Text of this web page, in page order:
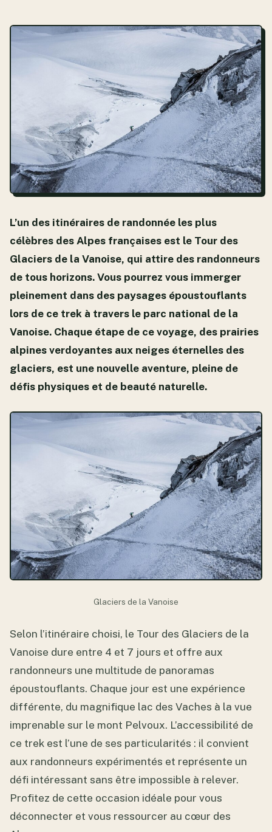
L’un des itinéraires de randonnée les plus
célèbres des Alpes françaises est le Tour des
Glaciers de la Vanoise, qui attire des randonneurs
de tous horizons. Vous pourrez vous immerger
pleinement dans des paysages époustouflants
lors de ce trek à travers le parc national de la
Vanoise. Chaque étape de ce voyage, des prairies
alpines verdoyantes aux neiges éternelles des
glaciers, est une nouvelle aventure, pleine de
défis physiques et de beauté naturelle.
Glaciers de la Vanoise
Selon l’itinéraire choisi, le Tour des Glaciers de la
Vanoise dure entre 4 et 7 jours et offre aux
randonneurs une multitude de panoramas
époustouflants. Chaque jour est une expérience
différente, du magnifique lac des Vaches à la vue
imprenable sur le mont Pelvoux. L’accessibilité de
ce trek est l’une de ses particularités : il convient
aux randonneurs expérimentés et représente un
défi intéressant sans être impossible à relever.
Profitez de cette occasion idéale pour vous
déconnecter et vous ressourcer au cœur des